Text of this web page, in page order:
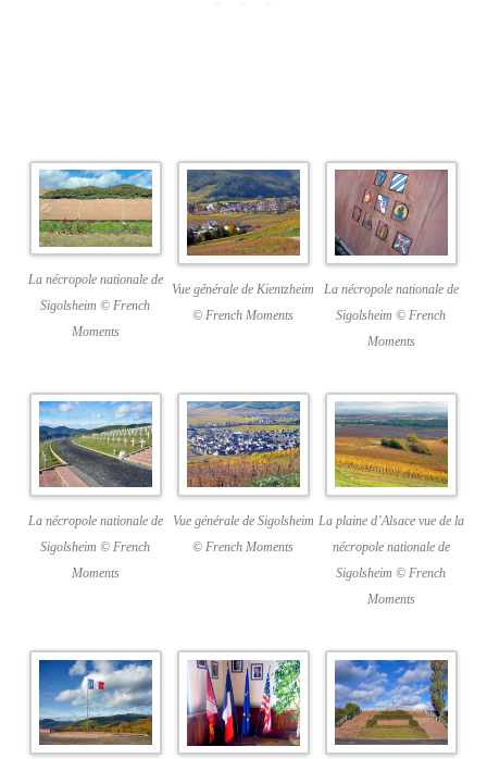
La nécropole nationale de
Sigolsheim © French
Moments
Vue générale de Kientzheim
© French Moments
La nécropole nationale de
Sigolsheim © French
Moments
La nécropole nationale de
Sigolsheim © French
Moments
Vue générale de Sigolsheim
© French Moments
La plaine d’Alsace vue de la
nécropole nationale de
Sigolsheim © French
Moments